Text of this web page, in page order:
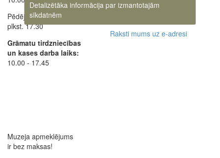
Pēdējos apmeklētājus ielaiž
plkst. 17.30
Grāmatu tirdzniecības
un kases darba laiks:
10.00 - 17.45
Oficiālais e-pasts:
Raksti mums uz e-adresi
Muzeja apmeklējums
ir bez maksas!
Detalizētāka informācija par izmantotajām
sīkdatnēm